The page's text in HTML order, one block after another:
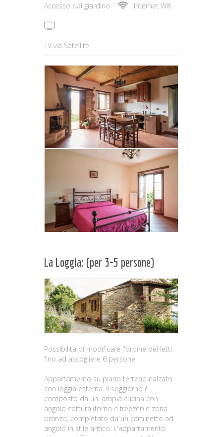
Accesso dal giardino
TV via Satellite
Internet Wifi
La Loggia: (per 3-5 persone)
Possibilità di modificare l'ordine dei letti
fino ad accogliere 6 persone.
Appartamento su piano terreno rialzato
con loggia esterna. Il soggiorno è
composto da un' ampia cucina con
angolo cottura (forno e freezer) e zona
pranzo, completato da un caminetto ad
angolo in stile antico. L'appartamento